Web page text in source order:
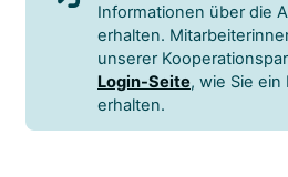
Informationen über die
erhalten.
unserer
Login-Seite, wie Sie
erhalten.